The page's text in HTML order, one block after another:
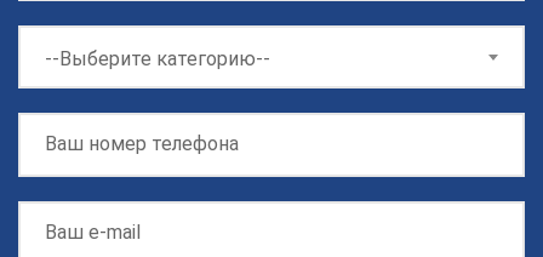
--Выберите категорию--